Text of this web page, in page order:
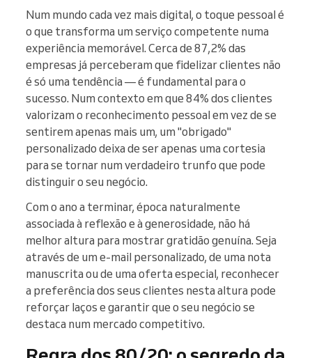
Num mundo cada vez mais digital, o toque pessoal é
o que transforma um serviço competente numa
experiência memorável. Cerca de 87,2% das
empresas já perceberam que fidelizar clientes não
é só uma tendência — é fundamental para o
sucesso. Num contexto em que 84% dos clientes
valorizam o reconhecimento pessoal em vez de se
sentirem apenas mais um, um "obrigado"
personalizado deixa de ser apenas uma cortesia
para se tornar num verdadeiro trunfo que pode
distinguir o seu negócio.
Com o ano a terminar, época naturalmente
associada à reflexão e à generosidade, não há
melhor altura para mostrar gratidão genuína. Seja
através de um e-mail personalizado, de uma nota
manuscrita ou de uma oferta especial, reconhecer
a preferência dos seus clientes nesta altura pode
reforçar laços e garantir que o seu negócio se
destaca num mercado competitivo.